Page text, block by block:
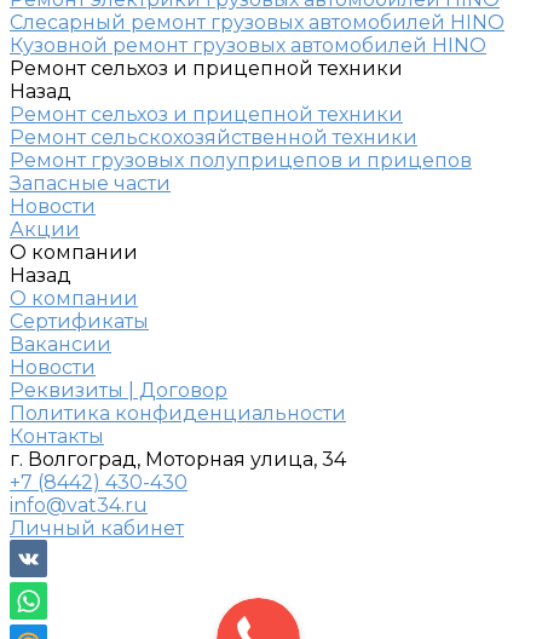
Слесарный ремонт грузовых автомобилей HINO
Кузовной ремонт грузовых автомобилей HINO
Ремонт сельхоз и прицепной техники
Назад
Ремонт сельхоз и прицепной техники
Ремонт сельскохозяйственной техники
Ремонт грузовых полуприцепов и прицепов
Запасные части
Новости
Акции
О компании
Назад
О компании
Сертификаты
Вакансии
Новости
Реквизиты | Договор
Политика конфиденциальности
Контакты
г. Волгоград, Моторная улица, 34
+7 (8442) 430-430
info@vat34.ru
Личный кабинет